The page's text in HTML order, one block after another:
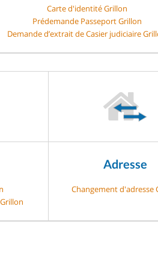
Carte d'identité Grillon
Prédemande Passeport Grillon
Demande d’extrait de Casier judiciaire
Adresse
Changement d'adresse